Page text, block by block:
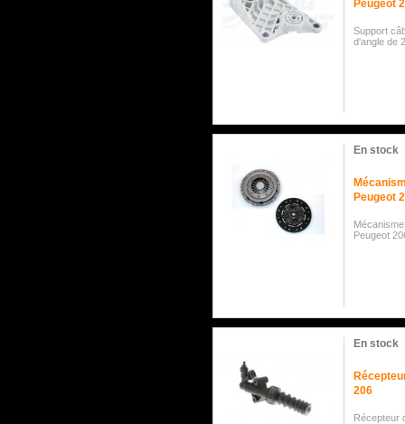
Peugeot
Support
d'angle de
En stock
Peugeot
Peugeot
En stock
206
Récepteur